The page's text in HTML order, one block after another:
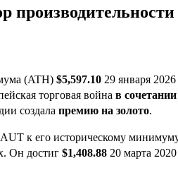
производительности
(ATH) $5,597.10 29 января
торговая война в сочетании
создала премию на золото.
к его историческому
Он достиг $1,408.88 20 марта